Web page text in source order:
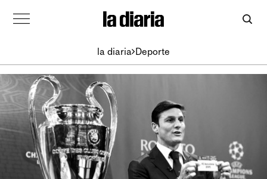
la diaria Deporte